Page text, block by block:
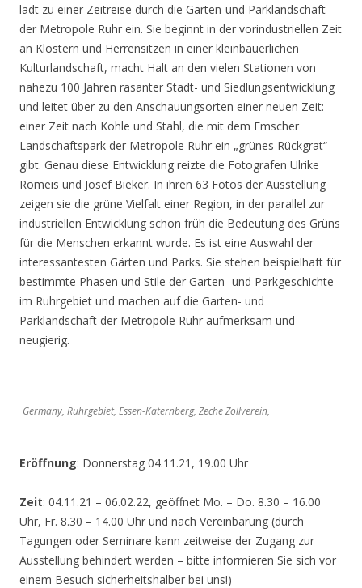
lädt zu einer Zeitreise durch die Garten-und Parklandschaft
der Metropole Ruhr ein. Sie beginnt in der vorindustriellen Zeit
an Klöstern und Herrensitzen in einer kleinbäuerlichen
Kulturlandschaft, macht Halt an den vielen Stationen von
nahezu 100 Jahren rasanter Stadt- und Siedlungsentwicklung
und leitet über zu den Anschauungsorten einer neuen Zeit:
einer Zeit nach Kohle und Stahl, die mit dem Emscher
Landschaftspark der Metropole Ruhr ein „grünes Rückgrat“
gibt. Genau diese Entwicklung reizte die Fotografen Ulrike
Romeis und Josef Bieker. In ihren 63 Fotos der Ausstellung
zeigen sie die grüne Vielfalt einer Region, in der parallel zur
industriellen Entwicklung schon früh die Bedeutung des Grüns
für die Menschen erkannt wurde. Es ist eine Auswahl der
interessantesten Gärten und Parks. Sie stehen beispielhaft für
bestimmte Phasen und Stile der Garten- und Parkgeschichte
im Ruhrgebiet und machen auf die Garten- und
Parklandschaft der Metropole Ruhr aufmerksam und
neugierig.
Germany, Ruhrgebiet, Essen-Katernberg, Zeche Zollverein,
Eröffnung: Donnerstag 04.11.21, 19.00 Uhr
Zeit: 04.11.21 – 06.02.22, geöffnet Mo. – Do. 8.30 – 16.00
Uhr, Fr. 8.30 – 14.00 Uhr und nach Vereinbarung (durch
Tagungen oder Seminare kann zeitweise der Zugang zur
Ausstellung behindert werden – bitte informieren Sie sich vor
einem Besuch sicherheitshalber bei uns!)